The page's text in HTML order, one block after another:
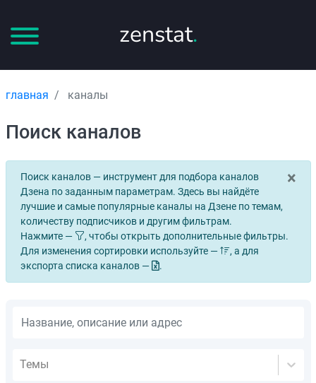
zenstat.
главная каналы
Поиск каналов
×
Поиск каналов — инструмент для подбора каналов
Дзена по заданным параметрам. Здесь вы найдёте
лучшие и самые популярные каналы на Дзене по темам,
количеству подписчиков и другим фильтрам.
Нажмите —
, чтобы открыть дополнительные фильтры.
Для изменения сортировки используйте —
, а для
экспорта списка каналов —
.
Темы